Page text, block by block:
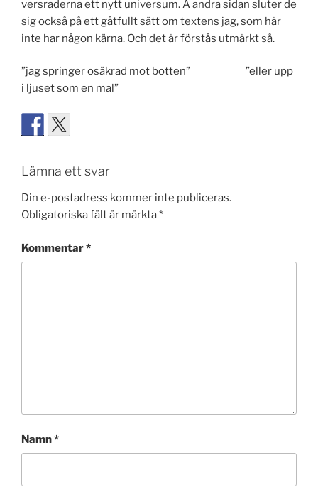
versraderna ett nytt universum. Å andra sidan sluter de
sig också på ett gåtfullt sätt om textens jag, som här
inte har någon kärna. Och det är förstås utmärkt så.
”jag springer osäkrad mot botten” ”eller upp
i ljuset som en mal”
Lämna ett svar
Din e-postadress kommer inte publiceras.
Obligatoriska fält är märkta*
Kommentar*
Namn*